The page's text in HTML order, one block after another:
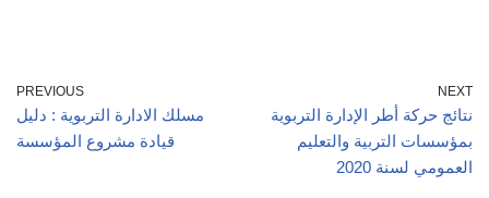
PREVIOUS
مسلك الادارة التربوية : دليل
قيادة مشروع المؤسسة
NEXT
نتائج حركة أطر الإدارة التربوية
بمؤسسات التربية والتعليم
العمومي لسنة 2020